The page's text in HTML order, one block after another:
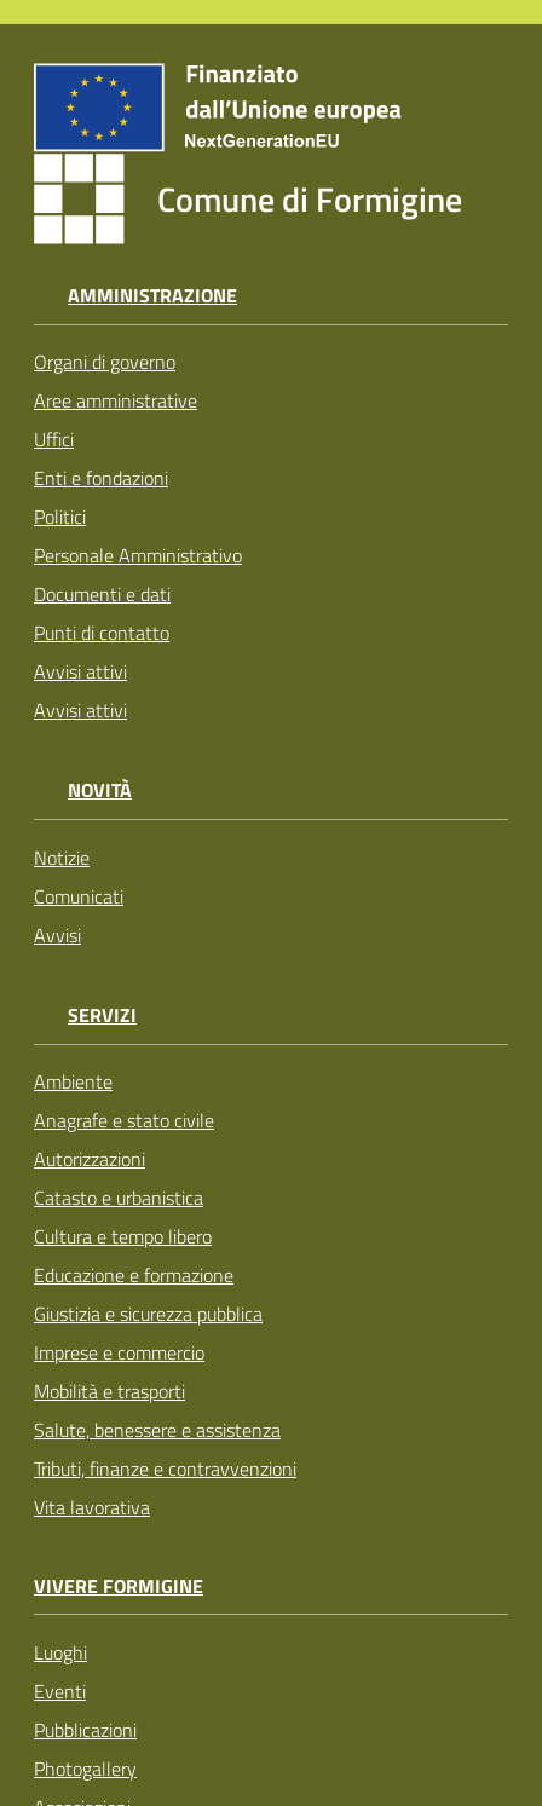
Comune di Formigine
AMMINISTRAZIONE
Organi di governo
Aree amministrative
Uffici
Enti e fondazioni
Politici
Personale Amministrativo
Documenti e dati
Punti di contatto
Avvisi attivi
Avvisi attivi
NOVITÀ
Notizie
Comunicati
Avvisi
SERVIZI
Ambiente
Anagrafe e stato civile
Autorizzazioni
Catasto e urbanistica
Cultura e tempo libero
Educazione e formazione
Giustizia e sicurezza pubblica
Imprese e commercio
Mobilità e trasporti
Salute, benessere e assistenza
Tributi, finanze e contravvenzioni
Vita lavorativa
VIVERE FORMIGINE
Luoghi
Eventi
Pubblicazioni
Photogallery